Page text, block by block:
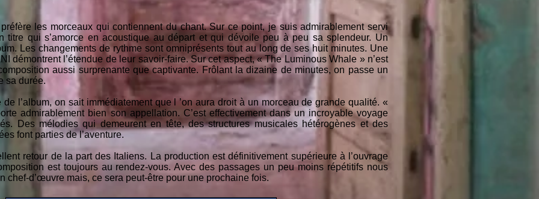
les morceaux qui contiennent du chant. Sur ce point, je suis admirablement servi
titre qui s’amorce en acoustique au départ et qui dévoile peu à peu sa splendeur. Un
Les changements de rythme sont omniprésents tout au long de ses huit minutes. Une
démontrent l’étendue de leur savoir-faire. Sur cet aspect, « The Luminous Whale » n’est
aussi surprenante que captivante. Frôlant la dizaine de minutes, on passe un
sa durée.
l’album, on sait immédiatement que l ’on aura droit à un morceau de grande qualité. «
admirablement bien son appellation. C’est effectivement dans un incroyable voyage
Des mélodies qui demeurent en tête, des structures musicales hétérogènes et des
font parties de l’aventure.
retour de la part des Italiens. La production est définitivement supérieure à l’ouvrage
est toujours au rendez-vous. Avec des passages un peu moins répétitifs nous
chef-d’œuvre mais, ce sera peut-être pour une prochaine fois.